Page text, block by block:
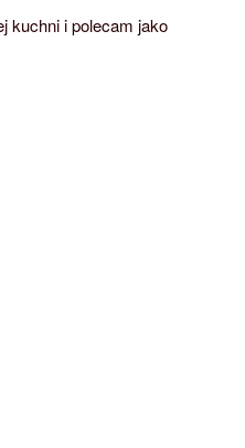
kuchni i polecam jako